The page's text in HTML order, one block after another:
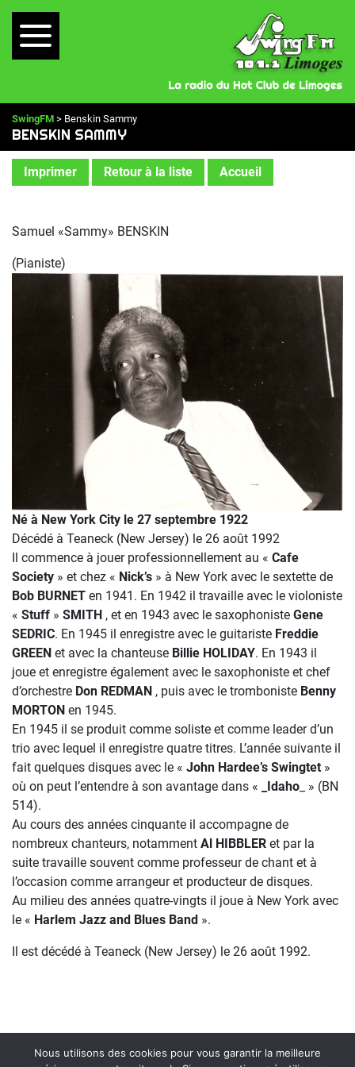
SwingFM > Benskin Sammy
BENSKIN SAMMY
Imprimer Retour à la liste Accueil
Samuel «Sammy» BENSKIN
(Pianiste)
Né à New York City le 27 septembre 1922
Décédé à Teaneck (New Jersey) le 26 août 1992
Il commence à jouer professionnellement au « Cafe
Society » et chez « Nick’s » à New York avec le sextette de
Bob BURNET en 1941. En 1942 il travaille avec le violoniste
« Stuff » SMITH , et en 1943 avec le saxophoniste Gene
SEDRIC. En 1945 il enregistre avec le guitariste Freddie
GREEN et avec la chanteuse Billie HOLIDAY. En 1943 il
joue et enregistre également avec le saxophoniste et chef
d’orchestre Don REDMAN , puis avec le tromboniste Benny
MORTON en 1945.
En 1945 il se produit comme soliste et comme leader d’un
trio avec lequel il enregistre quatre titres. L’année suivante il
fait quelques disques avec le « John Hardee’s Swingtet »
où on peut l’entendre à son avantage dans «
_Idaho _ » (BN
514).
Au cours des années cinquante il accompagne de
nombreux chanteurs, notamment Al HIBBLER et par la
suite travaille souvent comme professeur de chant et à
l’occasion comme arrangeur et producteur de disques.
Au milieu des années quatre-vingts il joue à New York avec
le « Harlem Jazz and Blues Band ».
Il est décédé à Teaneck (New Jersey) le 26 août 1992.
Nous utilisons des cookies pour vous garantir la meilleure